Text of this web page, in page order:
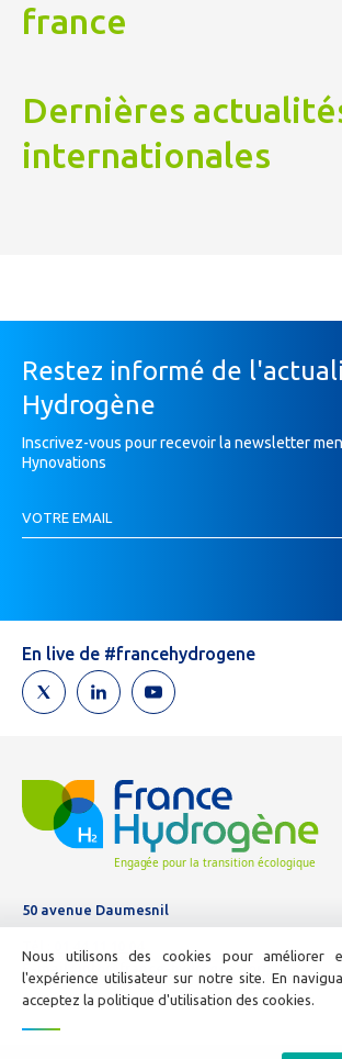
france
Dernières
internationales
Restez informé de
Hydrogène
Inscrivez-vous pour recevoir la newsletter
Hynovations
VOTRE EMAIL
Si
un
humain,
ne
remplissez
pas
En live de #francehydrogene
50 avenue Daumesnil
01 44 11 10 04
E-mail :
info@france-hydrogene.org
Nous utilisons des cookies pour améliorer
l'expérience utilisateur sur notre site. En
acceptez la politique d'utilisation des cookies.